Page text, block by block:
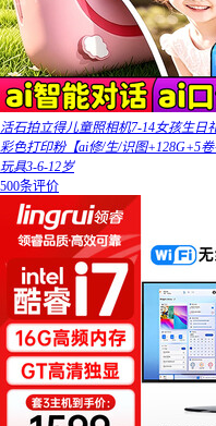
活石拍立得儿童照相机7-14女孩生日
彩色打印粉【ai修/生/识图+128G+5
玩具3-6-12岁
500条评价